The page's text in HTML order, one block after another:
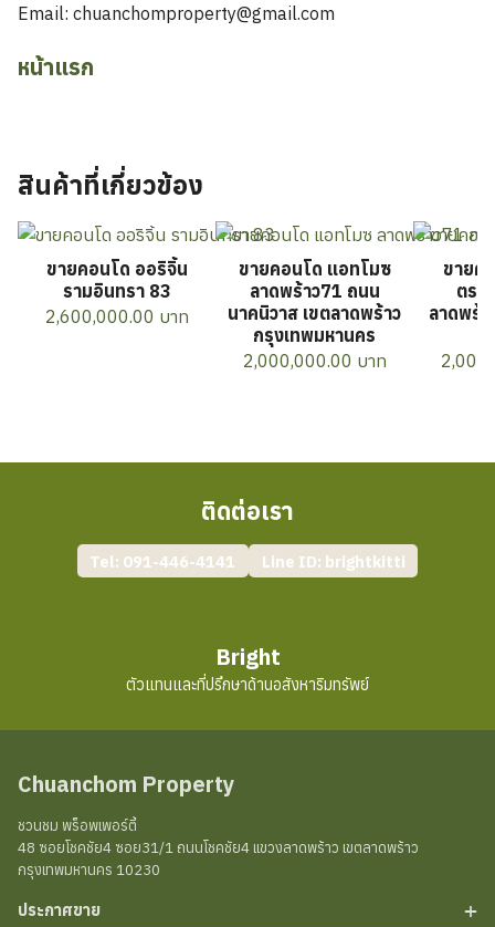
Email: chuanchomproperty@gmail.com
หน้าแรก
สินค้าที่เกี่ยวข้อง
ขายคอนโด ออริจิ้น
รามอินทรา 83
2,600,000.00 บาท
ขายคอนโด แอทโมซ
ลาดพร้าว71 ถนน
นาคนิวาส เขตลาดพร้าว
กรุงเทพมหานคร
2,000,000.00 บาท
ขายค
ตร.
ลาดพร้
ติดต่อเรา
Tel: 091-446-4141 Line ID: brightkitti
Bright
ตัวแทนและที่ปรึกษาด้านอสังหาริมทรัพย์
Chuanchom Property
ชวนชม พร็อพเพอร์ตี้
48 ซอยโชคชัย4 ซอย31/1 ถนนโชคชัย4 แขวงลาดพร้าว เขตลาดพร้าว
กรุงเทพมหานคร 10230
ประกาศขาย